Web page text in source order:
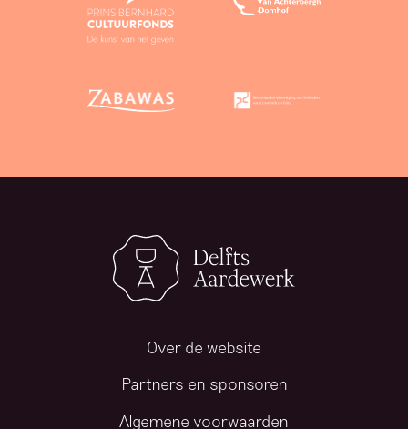
Over de website
Partners en sponsoren
Algemene voorwaarden